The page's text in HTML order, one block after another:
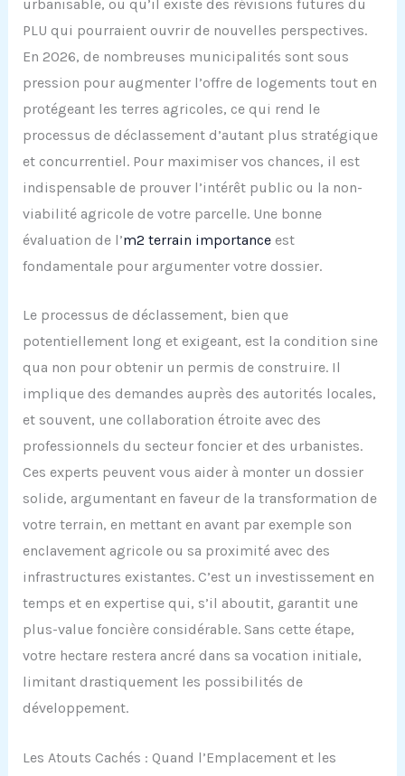
urbanisable, ou qu’il existe des révisions futures du
PLU qui pourraient ouvrir de nouvelles perspectives.
En 2026, de nombreuses municipalités sont sous
pression pour augmenter l’offre de logements tout en
protégeant les terres agricoles, ce qui rend le
processus de déclassement d’autant plus stratégique
et concurrentiel. Pour maximiser vos chances, il est
indispensable de prouver l’intérêt public ou la non-
viabilité agricole de votre parcelle. Une bonne
évaluation de l’m2 terrain importanceest
fondamentale pour argumenter votre dossier.
Le processus de déclassement, bien que
potentiellement long et exigeant, est la condition sine
qua non pour obtenir un permis de construire. Il
implique des demandes auprès des autorités locales,
et souvent, une collaboration étroite avec des
professionnels du secteur foncier et des urbanistes.
Ces experts peuvent vous aider à monter un dossier
solide, argumentant en faveur de la transformation de
votre terrain, en mettant en avant par exemple son
enclavement agricole ou sa proximité avec des
infrastructures existantes. C’est un investissement en
temps et en expertise qui, s’il aboutit, garantit une
plus-value foncière considérable. Sans cette étape,
votre hectare restera ancré dans sa vocation initiale,
limitant drastiquement les possibilités de
développement.
Les Atouts Cachés : Quand l’Emplacement et les